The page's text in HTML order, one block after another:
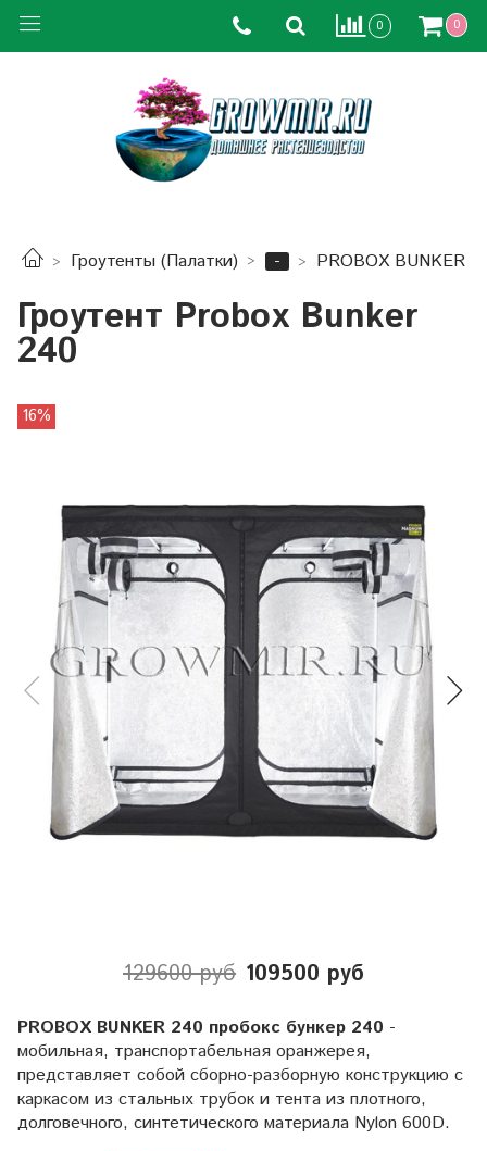
0 0
Гроутенты (Палатки) - PROBOX BUNKER
Гроутент Probox Bunker
240
16%
129600 руб 109500 руб
PROBOX BUNKER 240 пробокс бункер 240 -
мобильная, транспортабельная оранжерея,
представляет собой сборно-разборную конструкцию с
каркасом из стальных трубок и тента из плотного,
долговечного, синтетического материала Nylon 600D.